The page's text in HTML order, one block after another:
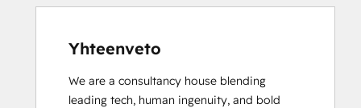
Yhteenveto
We are a consultancy house blending
leading tech, human ingenuity, and bold